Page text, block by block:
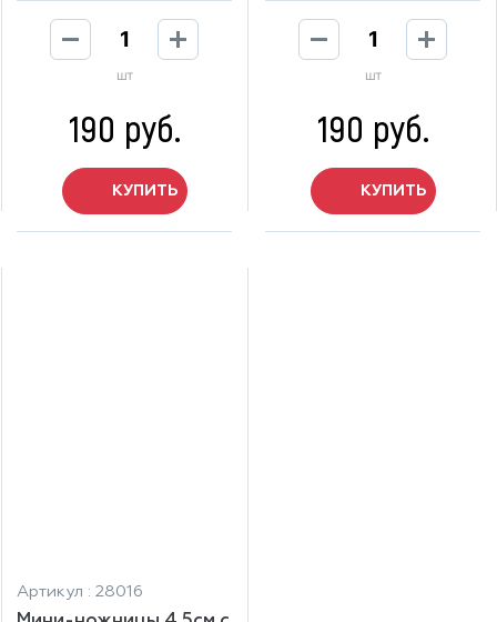
шт
190 руб.
КУПИТЬ
шт
190 руб.
КУПИТЬ
Артикул : 28016